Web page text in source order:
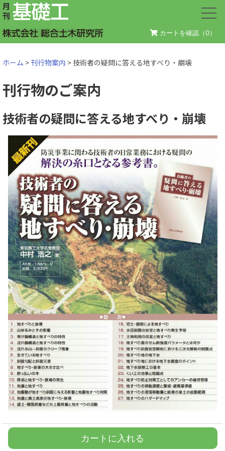
カートを確認（0）
ホーム > 刊行物案内 > 技術者の疑問に答える地すべり・崩壊
刊行物のご案内
技術者の疑問に答える地すべり・崩壊
カートに入れる